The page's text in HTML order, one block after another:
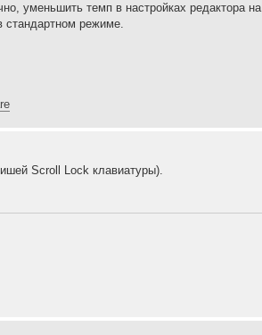
уменьшить темп в настройках редактора
стандартном режиме.
Scroll Lock клавиатуры).